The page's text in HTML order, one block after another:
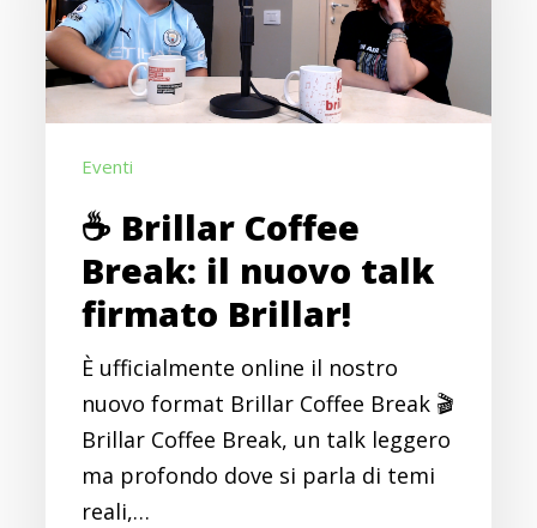
il
nuovo
talk
Brillar!
Eventi
☕ Brillar Coffee
Break: il nuovo talk
firmato Brillar!
È ufficialmente online il nostro
nuovo format Brillar Coffee Break 🎬
Brillar Coffee Break, un talk leggero
ma profondo dove si parla di temi
reali,…